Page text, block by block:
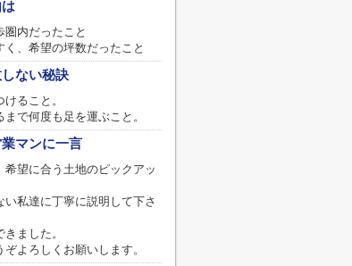
圏内だったこと
く、希望の坪数だったこと
ない秘訣
ること。
で何度も足を運ぶこと。
マンに一言
希望に合う土地のピックアッ
私達に丁寧に説明して下さ
ました。
よろしくお願いします。